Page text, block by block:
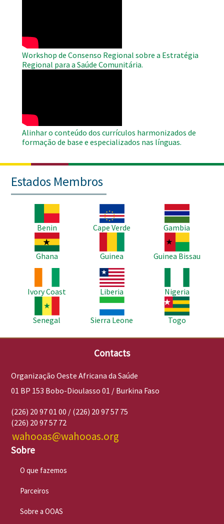
Workshop de Consenso Regional sobre a Estratégia
Regional para a Saúde Comunitária.
Alinhar o conteúdo dos currículos harmonizados de
formação de base e especializados nas línguas.
Estados Membros
Benin
Imagem
Cape Verde
Imagem
Gambia
Imagem
Ghana
Guinea
Imagem
Guinea Bissau
Ivory Coast
Imagem
Liberia
Nigeria
Imagem
Senegal
Imagem
Sierra Leone
Imagem
Togo
Contacts
Organização Oeste Africana da Saúde
01 BP 153 Bobo-Dioulasso 01 / Burkina Faso
(226) 20 97 01 00 / (226) 20 97 57 75
(226) 20 97 57 72
wahooas@wahooas.org
Sobre
O que fazemos
Parceiros
Sobre a OOAS